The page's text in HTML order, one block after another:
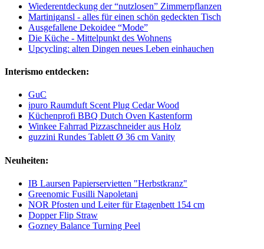
Wiederentdeckung der “nutzlosen” Zimmerpflanzen
Martinigansl - alles für einen schön gedeckten Tisch
Ausgefallene Dekoidee “Mode”
Die Küche - Mittelpunkt des Wohnens
Upcycling: alten Dingen neues Leben einhauchen
Interismo entdecken:
GuC
ipuro Raumduft Scent Plug Cedar Wood
Küchenprofi BBQ Dutch Oven Kastenform
Winkee Fahrrad Pizzaschneider aus Holz
guzzini Rundes Tablett Ø 36 cm Vanity
Neuheiten:
IB Laursen Papierservietten "Herbstkranz"
Greenomic Fusilli Napoletani
NOR Pfosten und Leiter für Etagenbett 154 cm
Dopper Flip Straw
Gozney Balance Turning Peel